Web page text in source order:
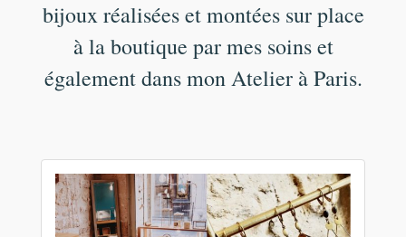
bijoux réalisées et montées sur place
à la boutique par mes soins et
également dans mon Atelier à Paris.